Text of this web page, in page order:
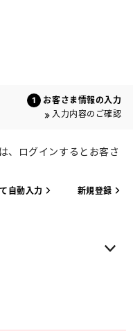
お客さま情報の入力
入力内容のご確認
、ログインするとお客さ
自動入力 新規登録